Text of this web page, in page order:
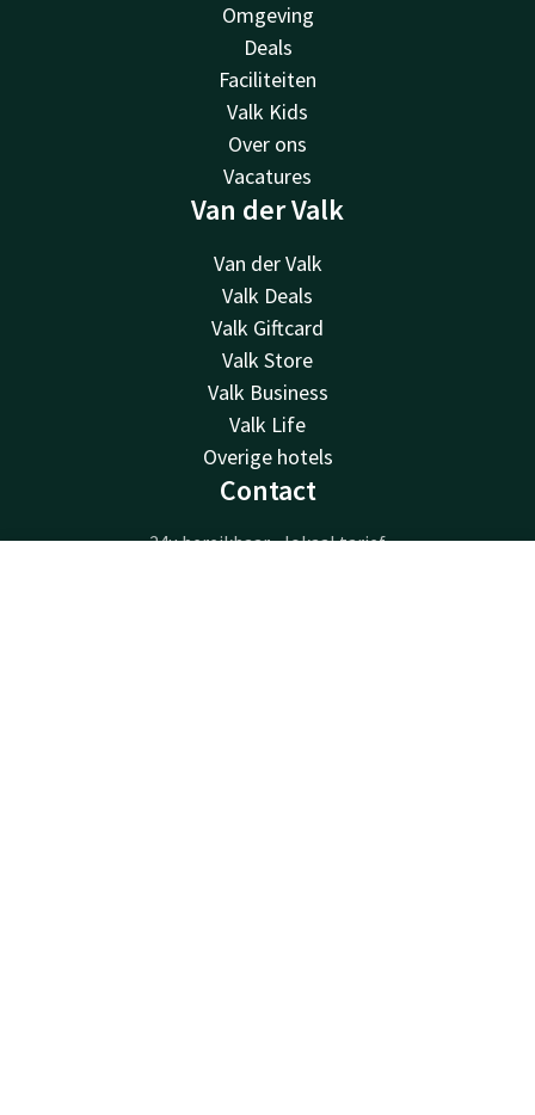
Omgeving
Deals
Faciliteiten
Valk Kids
Over ons
Vacatures
Van der Valk
Van der Valk
Valk Deals
Valk Giftcard
Valk Store
Valk Business
Valk Life
Overige hotels
Contact
24u bereikbaar - lokaal tarief